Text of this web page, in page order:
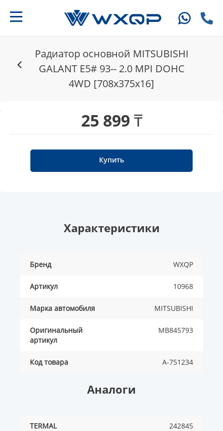
Радиатор основной MITSUBISHI
GALANT E5# 93-- 2.0 MPI DOHC
4WD [708x375x16]
25 899 ₸
Купить
Характеристики
Бренд WXQP
Артикул 10968
Марка автомобиля MITSUBISHI
Оригинальный
артикул
MB845793
Код товара A-751234
Аналоги
TERMAL 242845